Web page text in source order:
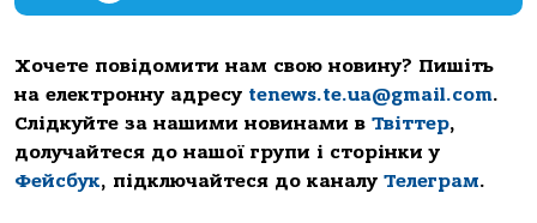
Хочете повідомити нам свою новину? Пишіть
на електронну адресу tenews.te.ua@gmail.com.
Слідкуйте за нашими новинами в Твіттер,
долучайтеся до нашої групи і сторінки у
Фейсбук, підключайтеся до каналу Телеграм.